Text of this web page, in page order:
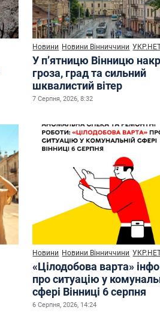
Новини Новини Вінниччини
У п’ятницю Вінницю
гроза, град та сильний
шквалистий вітер
7 Серпня, 2026, 8:32
Новини Новини Вінниччини
«Цілодобова варта»
про ситуацію у
сфері Вінниці 6 серпня
6 Серпня, 2026, 14:24